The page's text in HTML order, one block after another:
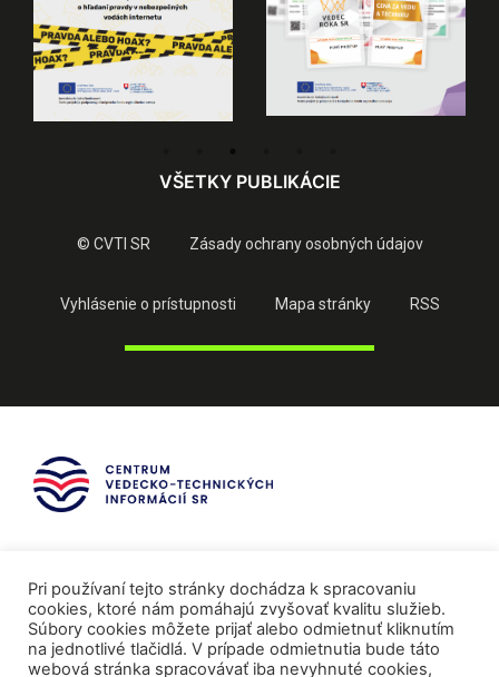
VŠETKY PUBLIKÁCIE
© CVTI SR Zásady ochrany osobných údajov
Vyhlásenie o prístupnosti Mapa stránky RSS
Pri používaní tejto stránky dochádza k spracovaniu
cookies, ktoré nám pomáhajú zvyšovať kvalitu služieb.
Súbory cookies môžete prijať alebo odmietnuť kliknutím
na jednotlivé tlačidlá. V prípade odmietnutia bude táto
webová stránka spracovávať iba nevyhnuté cookies,